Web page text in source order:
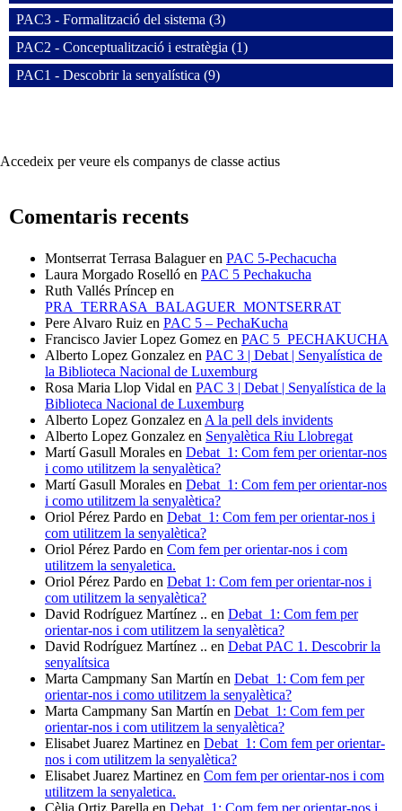
PAC3 - Formalització del sistema (3)
PAC2 - Conceptualització i estratègia (1)
PAC1 - Descobrir la senyalística (9)
Accedeix per veure els companys de classe actius
Comentaris recents
Montserrat Terrasa Balagueren PAC 5-Pechacucha
Laura Morgado Roselló en PAC 5 Pechakucha
Ruth Vallés Príncep en
PRA_TERRASA_BALAGUER_MONTSERRAT
Pere Alvaro Ruiz en PAC 5 – PechaKucha
Francisco Javier Lopez Gomez en PAC 5_PECHAKUCHA
Alberto Lopez Gonzalez en PAC 3 | Debat | Senyalística de
la Biblioteca Nacional de Luxemburg
Rosa Maria Llop Vidal en PAC 3 | Debat | Senyalística de la
Biblioteca Nacional de Luxemburg
Alberto Lopez Gonzalez en A la pell dels invidents
Alberto Lopez Gonzalez en Senyalètica Riu Llobregat
Martí Gasull Morales en Debat_1: Com fem per orientar-nos
i como utilitzem la senyalètica?
Martí Gasull Morales en Debat_1: Com fem per orientar-nos
i como utilitzem la senyalètica?
Oriol Pérez Pardo en Debat_1: Com fem per orientar-nos i
com utilitzem la senyalètica?
Oriol Pérez Pardo en Com fem per orientar-nos i com
utilitzem la senyaletica.
Oriol Pérez Pardo en Debat 1: Com fem per orientar-nos i
com utilitzem la senyalètica?
David Rodríguez Martínez .. en Debat_1: Com fem per
orientar-nos i com utilitzem la senyalètica?
David Rodríguez Martínez .. en Debat PAC 1. Descobrir la
senyalítsica
Marta Campmany San Martín en Debat_1: Com fem per
orientar-nos i como utilitzem la senyalètica?
Marta Campmany San Martín en Debat_1: Com fem per
orientar-nos i com utilitzem la senyalètica?
Elisabet Juarez Martinez en Debat_1: Com fem per orientar-
nos i com utilitzem la senyalètica?
Elisabet Juarez Martinez en Com fem per orientar-nos i com
utilitzem la senyaletica.
Cèlia Ortiz Parella en Debat_1: Com fem per orientar-nos i